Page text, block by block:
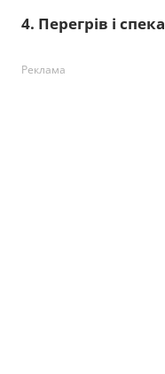
4. Перегрів і спека
Реклама